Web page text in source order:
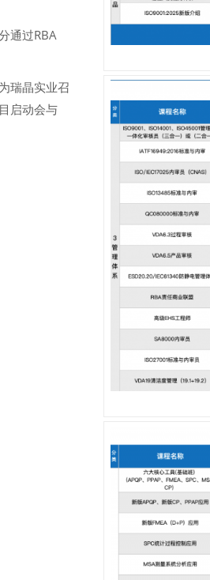
通过RBA
瑞晶实业召
启动会与